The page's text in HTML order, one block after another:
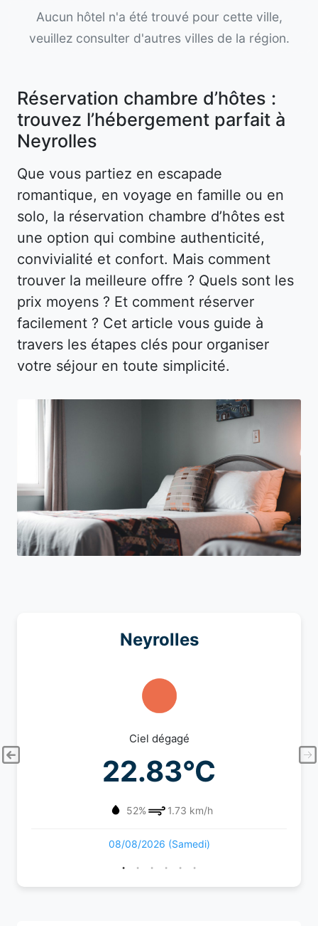
Aucun hôtel n'a été trouvé pour cette ville,
veuillez consulter d'autres villes de la région.
Réservation chambre d’hôtes :
trouvez l’hébergement parfait à
Neyrolles
Que vous partiez en escapade
romantique, en voyage en famille ou en
solo, la réservation chambre d’hôtes est
une option qui combine authenticité,
convivialité et confort. Mais comment
trouver la meilleure offre ? Quels sont les
prix moyens ? Et comment réserver
facilement ? Cet article vous guide à
travers les étapes clés pour organiser
votre séjour en toute simplicité.
Neyrolles
Ciel dégagé
22.83°C
52% 1.73 km/h
08/08/2026 (Samedi)